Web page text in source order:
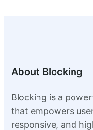
About Blocking
Blocking is a
that empowers
responsive, and